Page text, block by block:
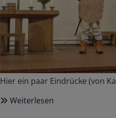
Hier ein paar Eindrücke (von
Weiterlesen